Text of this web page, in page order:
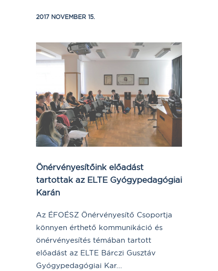
2017 NOVEMBER 15.
Önérvényesítőink előadást
tartottak az ELTE Gyógypedagógiai
Karán
Az ÉFOÉSZ Önérvényesítő Csoportja
könnyen érthető kommunikáció és
önérvényesítés témában tartott
előadást az ELTE Bárczi Gusztáv
Gyógypedagógiai Kar...